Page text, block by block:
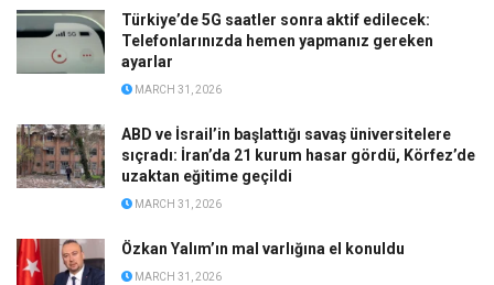
Türkiye’de 5G saatler sonra aktif edilecek:
Telefonlarınızda hemen yapmanız gereken
ayarlar
MARCH 31, 2026
ABD ve İsrail’in başlattığı savaş üniversitelere
sıçradı: İran’da 21 kurum hasar gördü, Körfez’de
uzaktan eğitime geçildi
MARCH 31, 2026
Özkan Yalım’ın mal varlığına el konuldu
MARCH 31, 2026